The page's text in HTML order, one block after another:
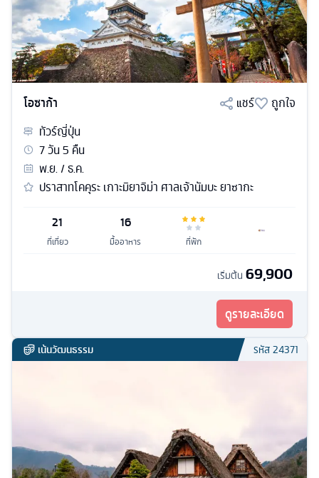
โอซาก้า แชร์
ถูกใจ
ทัวร์ญี่ปุ่น
7วัน5 คืน
พ.ย. / ธ.ค.
ปราสาทโคคุระ เกาะมิยาจิม่า ศาลเจ้านัมบะ ยาซากะ
21
ที่เที่ยว
16
มื้ออาหาร ที่พัก
เริ่มต้น 69,900
ดูรายละเอียด
เน้นวัฒนธรรม รหัส24371